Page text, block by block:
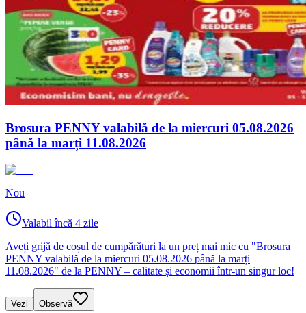
Brosura PENNY valabilă de la miercuri 05.08.2026
până la marți 11.08.2026
Nou
Valabil încă 4 zile
Aveți grijă de coșul de cumpărături la un preț mai mic cu "Brosura
PENNY valabilă de la miercuri 05.08.2026 până la marți
11.08.2026" de la PENNY – calitate și economii într-un singur loc!
Vezi Observă